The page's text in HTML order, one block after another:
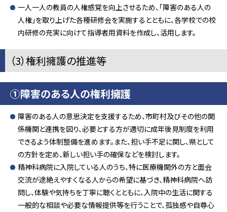
一人一人の教員の人権感覚を向上させるため、「障害のある人の
人権」を取り上げた各種研修会を実施するとともに、各学校での校
内研修の充実に向けて指導者用資料を作成し、活用します。
（3）権利擁護の推進等
①障害のある人の権利擁護
障害のある人の意思決定を支援するため、市町村及びその他の関
係機関と連携を図り、必要とする方が適切に成年後見制度を利用
できるよう体制整備を進めます。また、担い手不足に関し、県として
の方針を定め、新しい担い手の確保などを検討します。
精神科病院に入院している人のうち、特に医療機関外の方と面会
交流が途絶えやすくなる人からの希望に基づき、精神科病院へ訪
問し、体験や気持ちを丁寧に聴くとともに、入院中の生活に関する
一般的な相談や必要な情報提供等を行うことで、孤独感や自尊心